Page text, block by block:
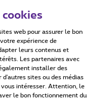
Accessibility statement
web pour assurer le bon
expérience de
leurs contenus et
Les partenaires avec
installer des
d'autres sites ou des médias
intéresser. Attention, le
le bon fonctionnement du